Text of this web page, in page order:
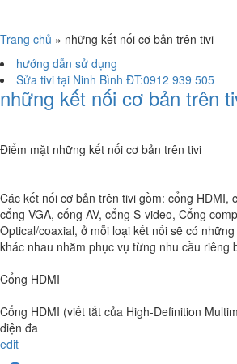
Trang chủ » những kết nối cơ bản trên tivi
hướng dẫn sử dụng
Sửa tivi tại Ninh Bình ĐT:0912 939 505
những kết nối cơ bản trên
Điểm mặt những kết nối cơ bản trên tivi
Các kết nối cơ bản trên tivi gồm: cổng HDMI,
cổng VGA, cổng AV, cổng S-video, Cổng
Optical/coaxial, ở mỗi loại kết nối sẽ có
khác nhau nhằm phục vụ từng nhu cầu riêng
Cổng HDMI
Cổng HDMI (viết tắt của High-Definition
diện đa
edit